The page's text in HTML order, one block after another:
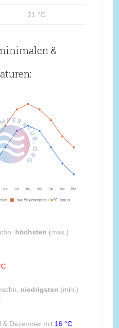
21 °C
&
höchsten (max.)
niedrigsten (min.)
& Dezember mit 16 °C